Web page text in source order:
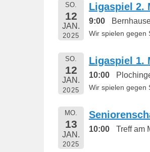
M
a
0
SO.
12
JAN.
2025
Ligaspiel 2.
9:00
Wir spielen gegen
SO.
12
JAN.
2025
Ligaspiel 1.
10:00
Wir spielen gegen
MO.
13
JAN.
2025
10:00 Treff am